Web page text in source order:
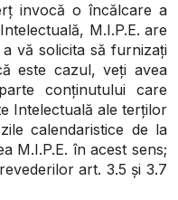
invocă o încălcare a
M.I.P.E. are
vă solicita să furnizați
este cazul, veți avea
conținutului care
Intelectuală ale terților
calendaristice de la
M.I.P.E. în acest sens;
art. 3.5 și 3.7